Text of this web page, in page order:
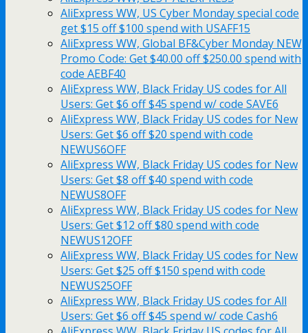
AliExpress WW, US Cyber Monday special code
get $15 off $100 spend with USAFF15
AliExpress WW, Global BF&Cyber Monday NEW
Promo Code: Get $40.00 off $250.00 spend with
code AEBF40
AliExpress WW, Black Friday US codes for All
Users: Get $6 off $45 spend w/ code SAVE6
AliExpress WW, Black Friday US codes for New
Users: Get $6 off $20 spend with code
NEWUS6OFF
AliExpress WW, Black Friday US codes for New
Users: Get $8 off $40 spend with code
NEWUS8OFF
AliExpress WW, Black Friday US codes for New
Users: Get $12 off $80 spend with code
NEWUS12OFF
AliExpress WW, Black Friday US codes for New
Users: Get $25 off $150 spend with code
NEWUS25OFF
AliExpress WW, Black Friday US codes for All
Users: Get $6 off $45 spend w/ code Cash6